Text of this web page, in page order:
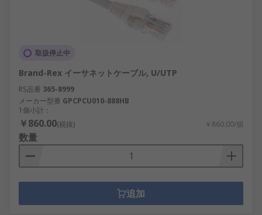
取扱停止中
Brand-Rex イーサネットケーブル, U/UTP
RS品番 365-8999
メーカー型番 GPCPCU010-888HB
1個小計：
￥860.00(税抜) ￥860.00/個
数量
追加